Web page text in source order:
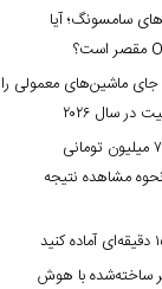
سامسونگ؛ آیا
ماشین‌های معمولی را
سال ۲۰۲۶
استعلام وام ضروری ۷۵ میلیون تومانی
مشاهده نتیجه
ساخته‌شده با هوش